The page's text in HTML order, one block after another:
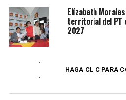
RELATED TOPICS: FEATURED
DESPUÉS
Mantendrán monitoreo a 50
Exhorta Tránsito a conducir con
Elízabeth
territorial del PT
2027
HAGA CLIC PARA